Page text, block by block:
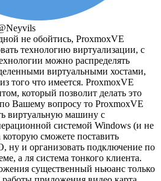
не обойтись, ProxmoxVE
технологию виртуализации, с
можно распределять
виртуальными хостами,
того что имеется. ProxmoxVE
который позволит делать это
Вашему вопросу то ProxmoxVE
виртуальную машину с
системой Windows (и не
сможете поставить
ну и организовать подключение по
а ля система тонкого клиента.
существенный ньюанс только